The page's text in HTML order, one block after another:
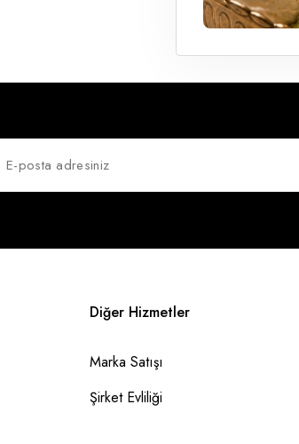
Diğer Hizmetler
Marka Satışı
Şirket Evliliği